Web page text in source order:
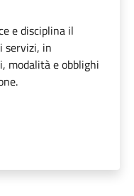
e disciplina il
servizi, in
modalità e obblighi